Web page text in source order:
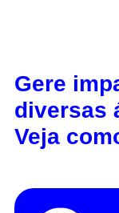
Gere
diversas
Veja